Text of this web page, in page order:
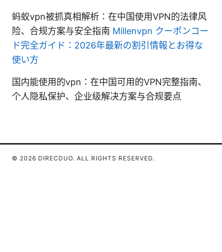
蚂蚁vpn被抓真相解析：在中国使用VPN的法律风
险、合规方案与安全指南 Millenvpn クーポンコー
ド完全ガイド：2026年最新の割引情報とお得な
使い方
国内能使用的vpn：在中国可用的VPN完整指南、
个人隐私保护、企业级解决方案与合规要点
© 2026 DIRECDUO. ALL RIGHTS RESERVED.